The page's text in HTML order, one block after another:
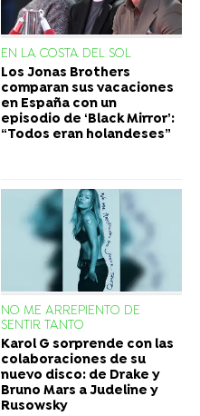
EN LA COSTA DEL SOL
Los Jonas Brothers
comparan sus vacaciones
en España con un
episodio de ‘Black Mirror’:
“Todos eran holandeses”
NO ME ARREPIENTO DE
SENTIR TANTO
Karol G sorprende con las
colaboraciones de su
nuevo disco: de Drake y
Bruno Mars a Judeline y
Rusowsky